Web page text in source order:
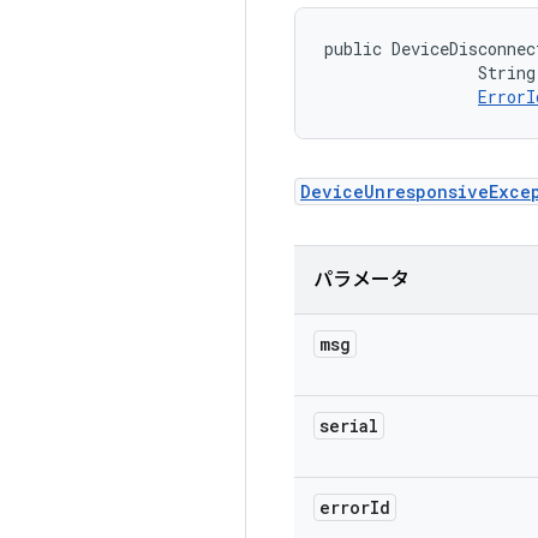
public
パラメータ
msg
serial
errorId